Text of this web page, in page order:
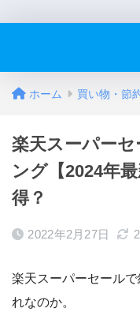
ホーム 買い物・節
楽天スーパー
ング【2024年
得？
2022年2月27日
楽天スーパーセール
れなのか。